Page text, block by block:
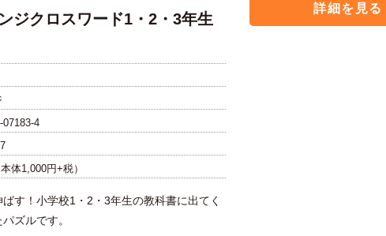
ジクロスワード1・2・3年生
07183-4
体1,000円+税）
す！小学校1・2・3年生の教科書に出てく
ズルです。
詳細を見る